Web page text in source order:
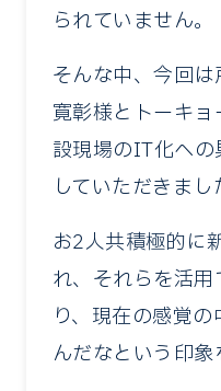
られていません。
そんな中、今回
寛彰様とトーキ
設現場のIT化へ
していただきまし
お2人共積極的に
れ、それらを活
り、現在の感覚
んだなという印象